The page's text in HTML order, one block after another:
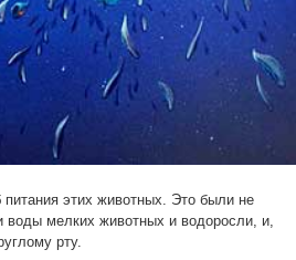
питания этих животных. Это были не
мелких животных и водоросли, и,
рту.